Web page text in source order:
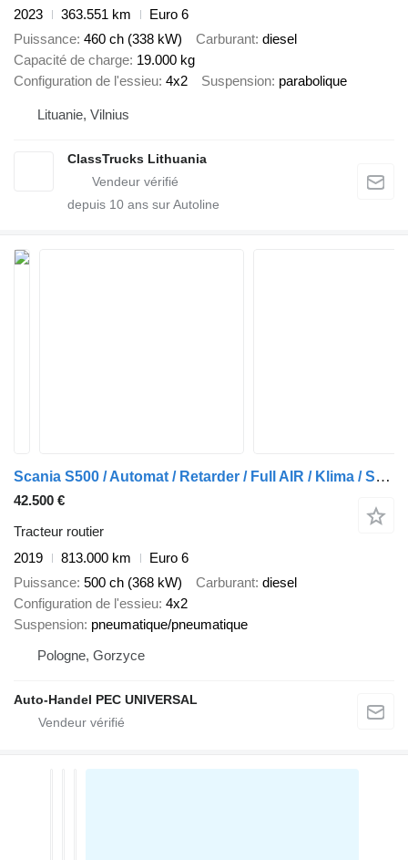
2023
363.551 km
Euro 6
Puissance 460 ch (338 kW) Carburant diesel
Capacité de charge 19.000 kg
Configuration de l'essieu 4x2 Suspension parabolique
Lituanie, Vilnius
ClassTrucks Lithuania
depuis 10 ans sur Autoline
Scania S500 / Automat / Retarder / Full AIR / Klima / Skory / Navi / Le
42.500 €
Tracteur routier
2019
813.000 km
Euro 6
Puissance 500 ch (368 kW) Carburant diesel
Configuration de l'essieu 4x2
Suspension pneumatique/pneumatique
Pologne, Gorzyce
Auto-Handel PEC UNIVERSAL